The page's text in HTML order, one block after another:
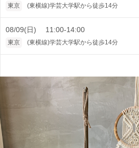
東京 (東横線)学芸大学駅から徒歩14分
08/09(日) 11:00-14:00
東京 (東横線)学芸大学駅から徒歩14分